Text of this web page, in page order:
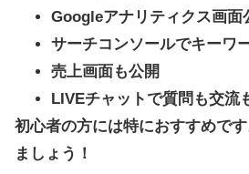
Googleアナリティクス画面
サーチコンソールでキーワ
売上画面も公開
LIVEチャットで質問も交流
初心者の方には特におすすめで
ましょう！